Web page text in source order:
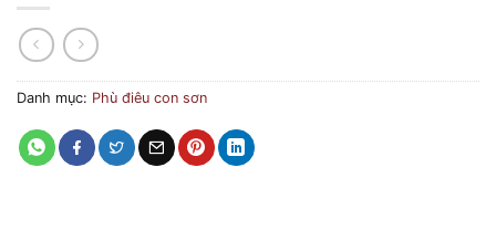
Danh mục: Phù điêu con sơn